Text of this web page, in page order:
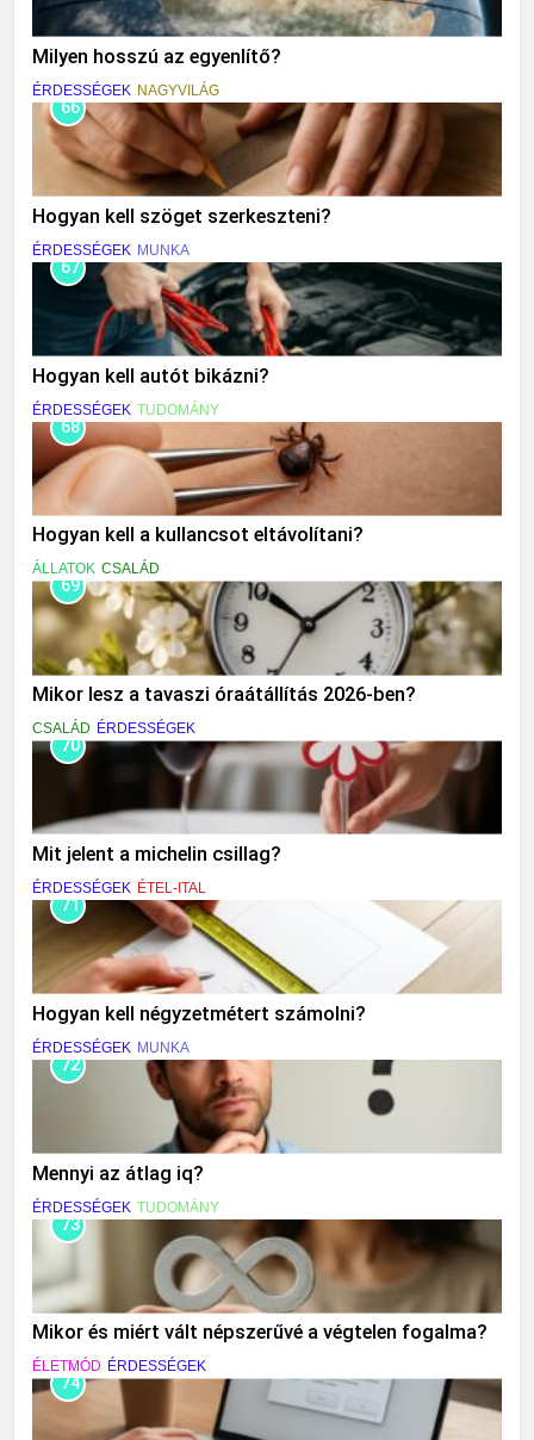
Milyen hosszú az egyenlítő?
ÉRDESSÉGEK NAGYVILÁG
66
Hogyan kell szöget szerkeszteni?
ÉRDESSÉGEK MUNKA
67
Hogyan kell autót bikázni?
ÉRDESSÉGEK TUDOMÁNY
68
Hogyan kell a kullancsot eltávolítani?
ÁLLATOK CSALÁD
69
Mikor lesz a tavaszi óraátállítás 2026-ben?
CSALÁD ÉRDESSÉGEK
70
Mit jelent a michelin csillag?
ÉRDESSÉGEK ÉTEL-ITAL
71
Hogyan kell négyzetmétert számolni?
ÉRDESSÉGEK MUNKA
72
Mennyi az átlag iq?
ÉRDESSÉGEK TUDOMÁNY
73
Mikor és miért vált népszerűvé a végtelen fogalma?
ÉLETMÓD ÉRDESSÉGEK
74